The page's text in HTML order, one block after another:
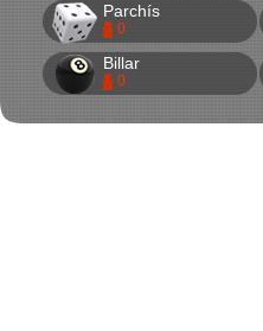
Parchís
0
Billar
0